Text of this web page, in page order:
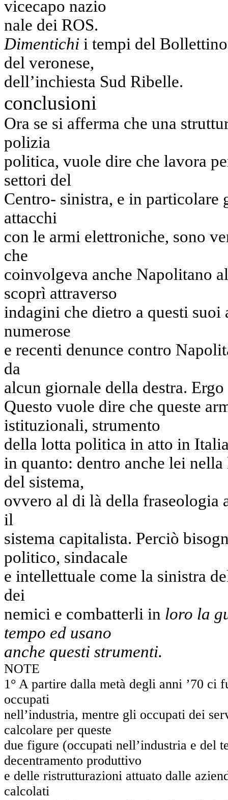
vicecapo nazio
nale dei ROS.
Dimentichi i tempi del
del veronese,
dell’inchiesta Sud Ribelle.
conclusioni
Ora se si afferma che una
polizia
politica, vuole dire che lavora
settori del
Centro- sinistra, e in
attacchi
con le armi elettroniche, sono
che
coinvolgeva anche Napolitano
scoprì attraverso
indagini che dietro a questi suoi
numerose
e recenti denunce contro
da
alcun giornale della destra. Ergo
Questo vuole dire che queste
istituzionali, strumento
della lotta politica in atto in
in quanto: dentro anche lei
del sistema,
ovvero al di là della fraseologia
il
sistema capitalista. Perciò
politico, sindacale
e intellettuale come la sinistra
dei
nemici e combatterli in loro la
tempo ed usano
anche questi strumenti.
NOTE
1° A partire dalla metà degli anni ’70
occupati
nell’industria, mentre gli occupati dei
calcolare per queste
due figure (occupati nell’industria e del
decentramento produttivo
e delle ristrutturazioni attuato dalle
calcolati